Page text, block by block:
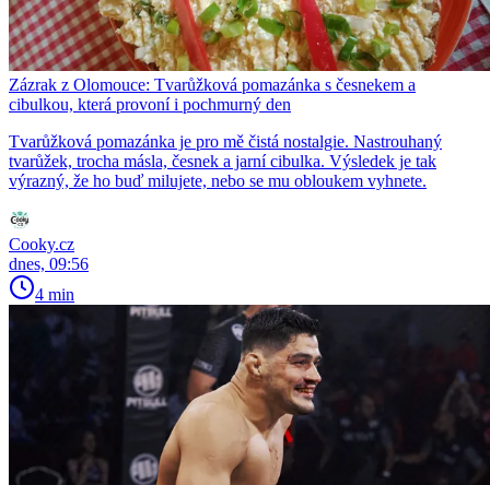
Zázrak z Olomouce: Tvarůžková pomazánka s česnekem a
cibulkou, která provoní i pochmurný den
Tvarůžková pomazánka je pro mě čistá nostalgie. Nastrouhaný
tvarůžek, trocha másla, česnek a jarní cibulka. Výsledek je tak
výrazný, že ho buď milujete, nebo se mu obloukem vyhnete.
Cooky.cz
dnes, 09:56
4 min